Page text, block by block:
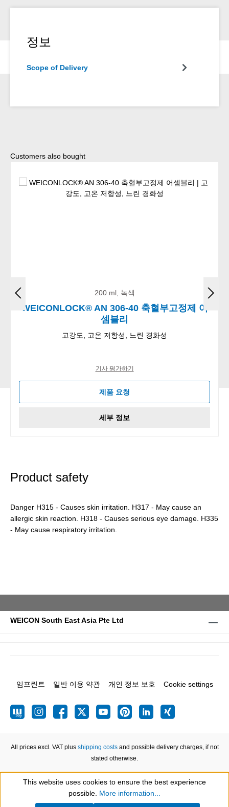
정보
Scope of Delivery
Skip product gallery
Customers also bought
200 ml, 녹색
WEICONLOCK® AN 306-40 축혈부고정제 어
셈블리
고강도, 고온 저항성, 느린 경화성
기사 평가하기
제품 요청
세부 정보
Product safety
Danger H315 - Causes skin irritation. H317 - May cause an
allergic skin reaction. H318 - Causes serious eye damage. H335
- May cause respiratory irritation.
WEICON South East Asia Pte Ltd
임프린트 일반 이용 약관 개인 정보 보호 Cookie settings
All prices excl. VAT plus shipping costsand possible delivery charges, if not
stated otherwise.
Show toolbar
This website uses cookies to ensure the best experience
possible. More information...